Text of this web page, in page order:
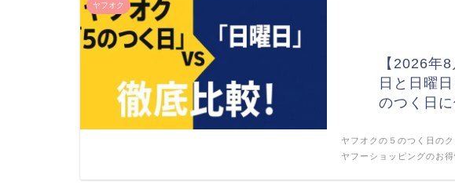
ヤフオク
【2026年
日と日曜
のつく日
ヤフオクの５のつく日の
ヤフーショッピングのお